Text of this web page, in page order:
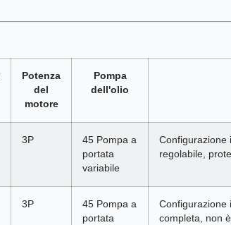
Potenza
del
motore
Pompa
dell'olio
3P
45 Pompa a
portata
variabile
Configurazione
regolabile,
3P
45 Pompa a
portata
Configurazione
completa, non